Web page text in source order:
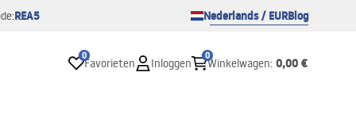
REA5 Nederlands / EURBlog
0
Favorieten Inloggen
0
Winkelwagen: 0,00 €